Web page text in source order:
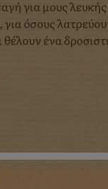
για μους
όσους
ένα